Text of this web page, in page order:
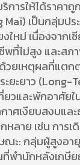
รให้ได้ราคาถูก
เป็นกลุ่มปร
หม่ เนื่องจากเชี
พที่ไม่สูง และสภ
วยเหตุผลที่แตก
ยะยาว (Long-
วและพักอาศัยใ
าศเงียบสงบแล
ลาย เช่น การเ
ะ: กลุ่มผู้สูงอา
ที่พำนักหลังเกษี